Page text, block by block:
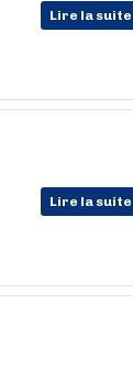
Lire la suite
Lire la suite